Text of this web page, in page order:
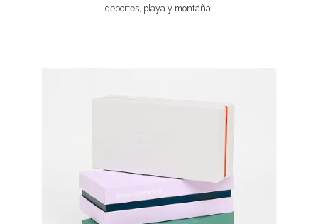
deportes, playa y montaña.